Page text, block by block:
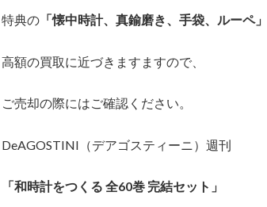
特典の 「懐中時計、真鍮磨き、手袋、ルーペ」
高額の買取に近づきますますので、
ご売却の際にはご確認ください。
DeAGOSTINI（デアゴスティーニ）週刊
「和時計をつくる 全60巻 完結セット」